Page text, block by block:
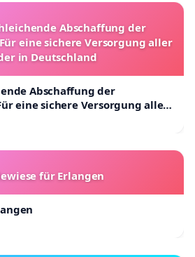
Abschaffung der
eine sichere Versorgung aller
in Deutschland
Abschaffung der
eine sichere Versorgung aller
für Erlangen